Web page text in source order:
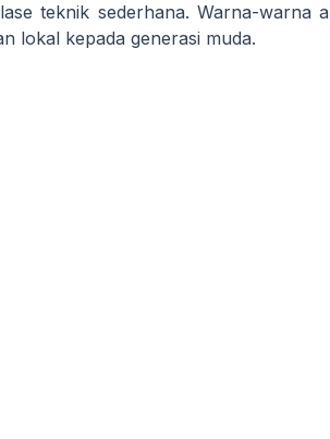
teknik sederhana. Warna-warna
lokal kepada generasi muda.